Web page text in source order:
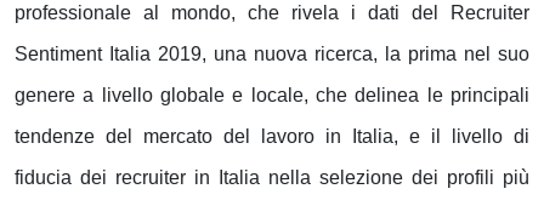
professionale al mondo, che rivela i dati del Recruiter
Sentiment Italia 2019, una nuova ricerca, la prima nel suo
genere a livello globale e locale, che delinea le principali
tendenze del mercato del lavoro in Italia, e il livello di
fiducia dei recruiter in Italia nella selezione dei profili più